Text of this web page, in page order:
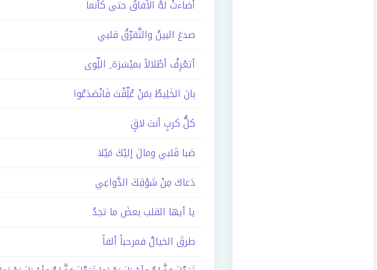
أضاءتْ لهُ الآفاقُ حتى كأنما
صدعَ البينُ والتَّفرّقُ قلبي
أتعْرِفُ أطْلالاً بميْسَرَة ِ اللِّوى
بانَ الخَلِيطُ بمَنْ عُلِّقْتَ فَانْصَدَعُوا
كلُّ كربٍ أنتَ لاقٍ
صَبا قَلبي ومالَ إليْكَ مَيْلا
دَعاكَ مِنْ شَوْقِكَ الدَّواعِي
يا أيها القلب بعضَ ما تجدُ
طرقَ الخيالُ فمرحباً ألفاً